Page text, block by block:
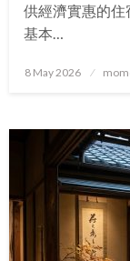
供經濟實惠的住
基本…
Posted
8 May 2026